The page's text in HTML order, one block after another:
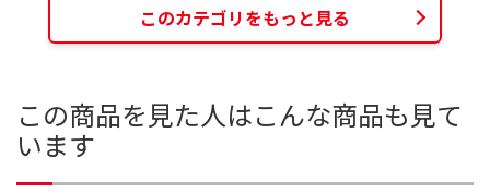
このカテゴリをもっと見る
この商品を見た人はこんな商品も見て
います